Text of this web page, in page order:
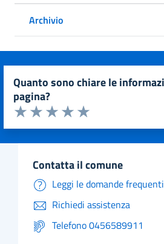
Archivio
quanto sono chiare le informazioni su questa
pagina?
Valuta da 1 a 5 stelle la pagina
Valuta 5 stelle su 5
Valuta 4 stelle su 5
Valuta 3 stelle su 5
Valuta 2 stelle su 5
Valuta 1 stelle su 5
contatta il comune
Leggi le domande frequenti
Richiedi assistenza
Telefono 0456589911